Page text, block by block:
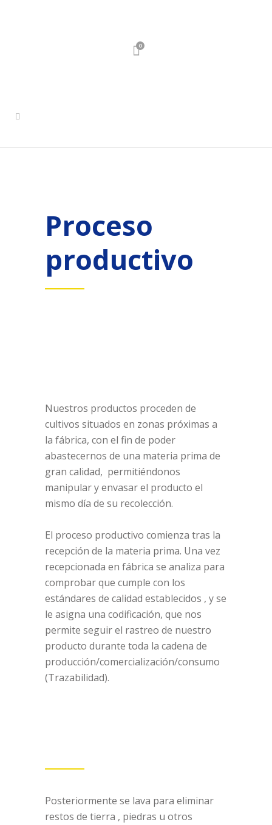
0
Proceso
productivo
Nuestros productos proceden de
cultivos situados en zonas próximas a
la fábrica, con el fin de poder
abastecernos de una materia prima de
gran calidad, permitiéndonos
manipular y envasar el producto el
mismo día de su recolección.
El proceso productivo comienza tras la
recepción de la materia prima. Una vez
recepcionada en fábrica se analiza para
comprobar que cumple con los
estándares de calidad establecidos , y se
le asigna una codificación, que nos
permite seguir el rastreo de nuestro
producto durante toda la cadena de
producción/comercialización/consumo
(Trazabilidad).
Posteriormente se lava para eliminar
restos de tierra , piedras u otros